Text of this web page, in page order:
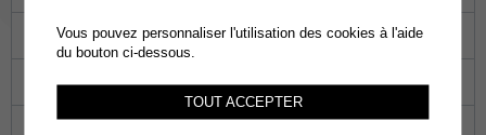
13 14 15 16 17
20 21 22 23 24
Vous pouvez personnaliser l'utilisation des cookies à l'aide
du bouton ci-dessous.
TOUT ACCEPTER